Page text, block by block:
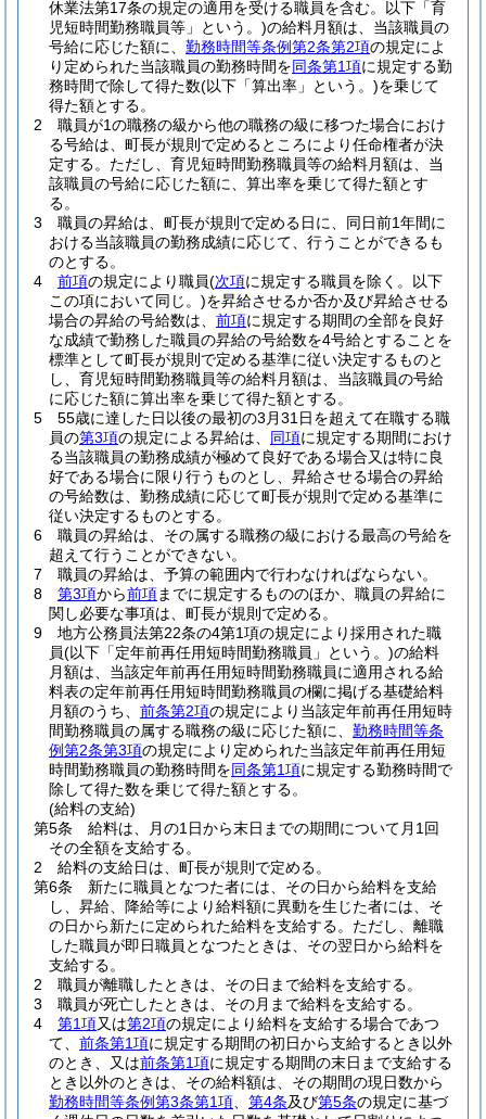
休業法第17条の規定の適用を受ける職員を含む。以下「育
児短時間勤務職員等」という。)の給料月額は、当該職員の
号給に応じた額に、 勤務時間等条例第2条第2項の規定によ
り定められた当該職員の勤務時間を同条第1項に規定する勤
務時間で除して得た数(以下「算出率」という。)を乗じて
得た額とする。
2
職員が1の職務の級から他の職務の級に移つた場合におけ
る号給は、町長が規則で定めるところにより任命権者が決
定する。 ただし、育児短時間勤務職員等の給料月額は、当
該職員の号給に応じた額に、算出率を乗じて得た額とす
る。
3
職員の昇給は、町長が規則で定める日に、同日前1年間に
おける当該職員の勤務成績に応じて、行うことができるも
のとする。
4
前項の規定により職員(次項に規定する職員を除く。以下
この項において同じ。)を昇給させるか否か及び昇給させる
場合の昇給の号給数は、 前項に規定する期間の全部を良好
な成績で勤務した職員の昇給の号給数を4号給とすることを
標準として町長が規則で定める基準に従い決定するものと
し、育児短時間勤務職員等の給料月額は、当該職員の号給
に応じた額に算出率を乗じて得た額とする。
5
55歳に達した日以後の最初の3月31日を超えて在職する職
員の第3項の規定による昇給は、 同項に規定する期間におけ
る当該職員の勤務成績が極めて良好である場合又は特に良
好である場合に限り行うものとし、昇給させる場合の昇給
の号給数は、勤務成績に応じて町長が規則で定める基準に
従い決定するものとする。
6
職員の昇給は、その属する職務の級における最高の号給を
超えて行うことができない。
7
職員の昇給は、予算の範囲内で行わなければならない。
8
第3項から前項までに規定するもののほか、職員の昇給に
関し必要な事項は、町長が規則で定める。
9
地方公務員法第22条の4第1項の規定により採用された職
員(以下「定年前再任用短時間勤務職員」という。)の給料
月額は、当該定年前再任用短時間勤務職員に適用される給
料表の定年前再任用短時間勤務職員の欄に掲げる基礎給料
月額のうち、 前条第2項の規定により当該定年前再任用短時
間勤務職員の属する職務の級に応じた額に、 勤務時間等条
例第2条第3項の規定により定められた当該定年前再任用短
時間勤務職員の勤務時間を同条第1項に規定する勤務時間で
除して得た数を乗じて得た額とする。
(給料の支給)
第5条
給料は、月の1日から末日までの期間について月1回
その全額を支給する。
2
給料の支給日は、町長が規則で定める。
第6条
新たに職員となつた者には、その日から給料を支給
し、昇給、降給等により給料額に異動を生じた者には、そ
の日から新たに定められた給料を支給する。 ただし、離職
した職員が即日職員となつたときは、その翌日から給料を
支給する。
2
職員が離職したときは、その日まで給料を支給する。
3
職員が死亡したときは、その月まで給料を支給する。
4
第1項又は第2項の規定により給料を支給する場合であつ
て、 前条第1項に規定する期間の初日から支給するとき以外
のとき、又は前条第1項に規定する期間の末日まで支給する
とき以外のときは、その給料額は、その期間の現日数から
勤務時間等条例第3条第1項
第4条及び第5条の規定に基づ